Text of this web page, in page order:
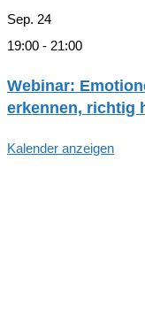
Sep. 24
19:00 - 21:00
Webinar:
erkennen, richtig
Kalender anzeigen